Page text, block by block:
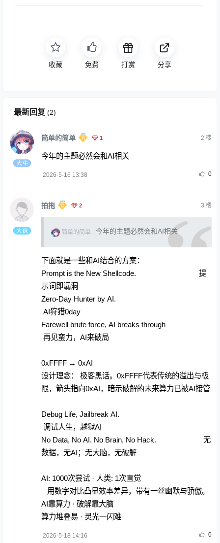
收藏 免费 打赏 分享
最新回复 (2)
简单的简单 1 2 楼
今年的主题必然会和AI相关
2026-5-16 13:38 0
拍拖 2 3 楼
简单的简单 今年的主题必然会和AI相关
下面就是一些和AI结合的方案：
Prompt is the New Shellcode. 提
示词即漏洞
Zero-Day Hunter by AI.
AI狩猎0day
Farewell brute force, AI breaks through
再见蛮力，AI来破局
0xFFFF → 0xAI
设计理念： 极客黑话。0xFFFF代表传统的溢出与极
限，箭头指向0xAI，暗示破解的未来算力已被AI接管
Debug Life, Jailbreak AI.
调试人生，越狱AI
No Data, No AI. No Brain, No Hack. 无
数据，无AI；无大脑，无破解
AI: 1000次尝试 · 人类: 1次直觉
用数字对比凸显效率差异，带有一丝幽默与骄傲。
AI靠算力 · 破解靠大脑
算力堆叠易 · 灵光一闪难
2026-5-18 14:16 0